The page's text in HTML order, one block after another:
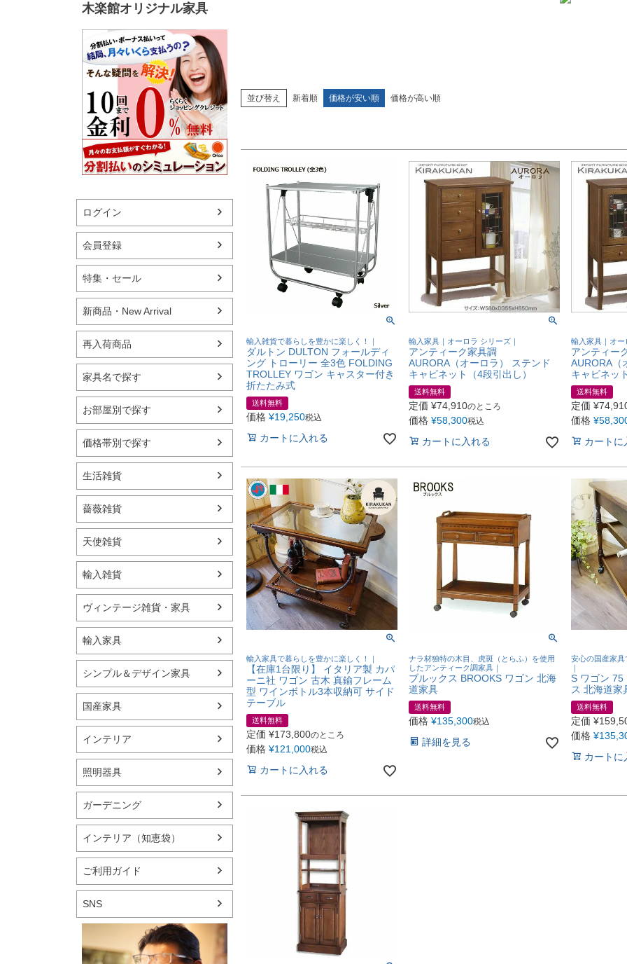
木楽館オリジナル家具
ログイン
会員登録
特集・セール
新商品・New Arrival
再入荷商品
家具名で探す
お部屋別で探す
価格帯別で探す
生活雑貨
薔薇雑貨
天使雑貨
輸入雑貨
ヴィンテージ雑貨・家具
輸入家具
シンプル＆デザイン家具
国産家具
インテリア
照明器具
ガーデニング
インテリア（知恵袋）
ご利用ガイド
SNS
並び替え 新着順 価格が安い順 価格が高い順
輸入雑貨で暮らしを豊かに楽しく！｜
ダルトン DULTON フォールディ
ング トローリー 全3色 FOLDING
TROLLEY ワゴン キャスター付き
折たたみ式
送料無料
価格 ¥19,250税込
カートに入れる
輸入家具｜オーロラ シリーズ｜
アンティーク家具調
AURORA（オーロラ） ステンド
キャビネット（4段引出し）
送料無料
定価 ¥74,910のところ
価格 ¥58,300税込
カートに入れる
輸入家具｜オ
アンティー
AURORA（
キャビネッ
送料無料
定価 ¥
価格 ¥
カートに
輸入家具で暮らしを豊かに楽しく！｜
【在庫1台限り】 イタリア製 カパ
ーニ社 ワゴン 古木 真鍮フレーム
型 ワインボトル3本収納可 サイド
テーブル
送料無料
定価 ¥173,800のところ
価格 ¥121,000税込
カートに入れる
ナラ材独特の木目、虎斑（とらふ）を使用
したアンティーク調家具｜
ブルックス BROOKS ワゴン 北海
道家具
送料無料
価格 ¥135,300税込
詳細を見る
安心の国産家
｜
S ワゴン 75
ス 北海道家
送料無料
定価 ¥
価格 ¥
カートに